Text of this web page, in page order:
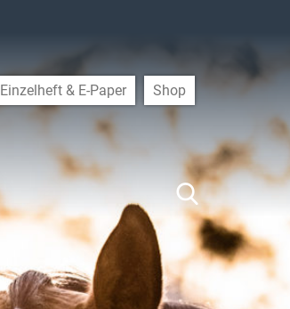
Einzelheft & E-Paper Shop